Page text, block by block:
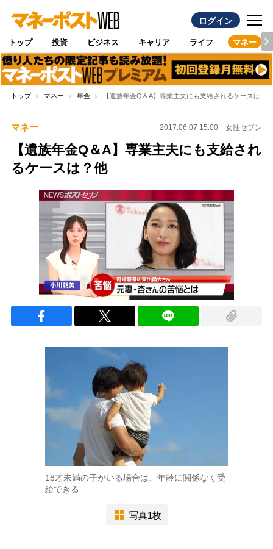
ログイン
トップ 投資 ビジネス キャリア ライフ マネー
トップ マネー 年金 【遺族年金Q＆A】専業主夫にも支給されるケースは？他
マネー 2017.06.07 15:00 女性セブン
【遺族年金Q＆A】専業主夫にも支給され
るケースは？他
18才未満の子がいる場合は、年齢に関係なく受
給できる
写真1枚